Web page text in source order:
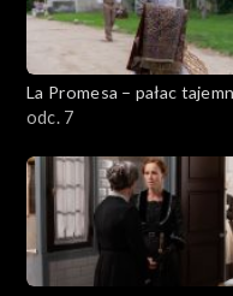
La Promesa – pałac
odc. 7